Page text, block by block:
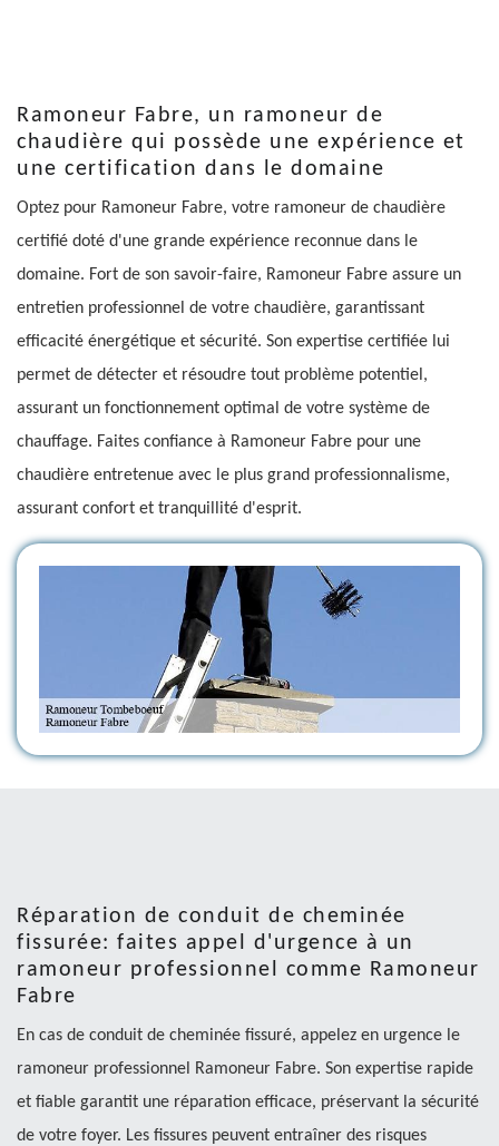
Ramoneur Fabre, un ramoneur de
chaudière qui possède une expérience et
une certification dans le domaine
Optez pour Ramoneur Fabre, votre ramoneur de chaudière
certifié doté d'une grande expérience reconnue dans le
domaine. Fort de son savoir-faire, Ramoneur Fabre assure un
entretien professionnel de votre chaudière, garantissant
efficacité énergétique et sécurité. Son expertise certifiée lui
permet de détecter et résoudre tout problème potentiel,
assurant un fonctionnement optimal de votre système de
chauffage. Faites confiance à Ramoneur Fabre pour une
chaudière entretenue avec le plus grand professionnalisme,
assurant confort et tranquillité d'esprit.
Réparation de conduit de cheminée
fissurée: faites appel d'urgence à un
ramoneur professionnel comme Ramoneur
Fabre
En cas de conduit de cheminée fissuré, appelez en urgence le
ramoneur professionnel Ramoneur Fabre. Son expertise rapide
et fiable garantit une réparation efficace, préservant la sécurité
de votre foyer. Les fissures peuvent entraîner des risques